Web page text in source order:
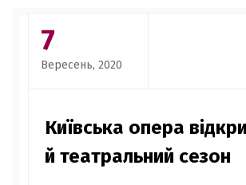
7
Вересень, 2020
Київська опера
й театральний сезон